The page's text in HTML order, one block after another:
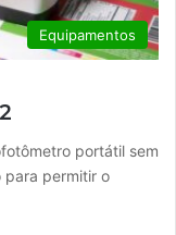
Equipamentos
portátil sem
permitir o